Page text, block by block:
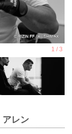
レン